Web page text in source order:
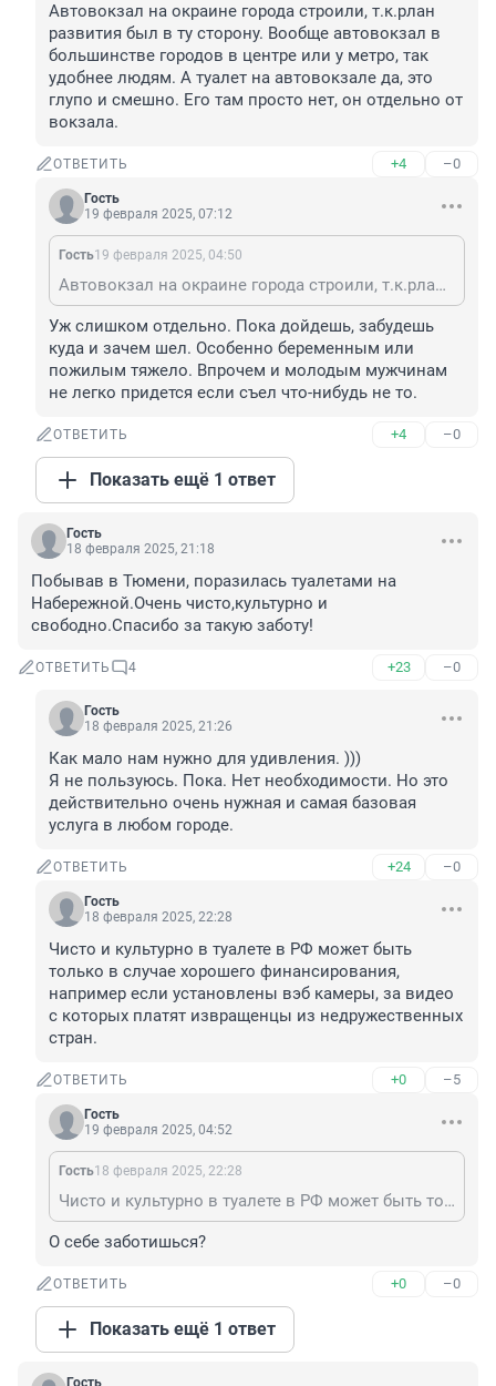
Автовокзал на окраине города строили, т.к.рлан
развития был в ту сторону. Вообще автовокзал в
большинстве городов в центре или у метро, так
удобнее людям. А туалет на автовокзале да, это
глупо и смешно. Его там просто нет, он отдельно от
вокзала.
ОТВЕТИТЬ +4 –0
Гость
19 февраля 2025, 07:12
Гость19 февраля 2025, 04:50
Автовокзал на окраине города строили, т.к.рлан развития был в ту сторону. Вообще автовокзал в большинстве городов в центре или у метро, так удобнее людям. А туалет на автовокзале да, это глупо и смешно. Его там просто нет, он отдельно от вокзала.
Уж слишком отдельно. Пока дойдешь, забудешь
куда и зачем шел. Особенно беременным или
пожилым тяжело. Впрочем и молодым мужчинам
не легко придется если съел что-нибудь не то.
ОТВЕТИТЬ +4 –0
Показать ещё 1 ответ
Гость
18 февраля 2025, 21:18
Побывав в Тюмени, поразилась туалетами на
Набережной.Очень чисто,культурно и
свободно.Спасибо за такую заботу!
ОТВЕТИТЬ 4 +23 –0
Гость
18 февраля 2025, 21:26
Как мало нам нужно для удивления. )))
Я не пользуюсь. Пока. Нет необходимости. Но это
действительно очень нужная и самая базовая
услуга в любом городе.
ОТВЕТИТЬ +24 –0
Гость
18 февраля 2025, 22:28
Чисто и культурно в туалете в РФ может быть
только в случае хорошего финансирования,
например если установлены вэб камеры, за видео
с которых платят извращенцы из недружественных
стран.
ОТВЕТИТЬ +0 –5
Гость
19 февраля 2025, 04:52
Гость18 февраля 2025, 22:28
Чисто и культурно в туалете в РФ может быть только в случае хорошего финансирования, например если установлены вэб камеры, за видео с которых платят извращенцы из недружественных стран.
О себе заботишься?
ОТВЕТИТЬ +0 –0
Показать ещё 1 ответ
Гость